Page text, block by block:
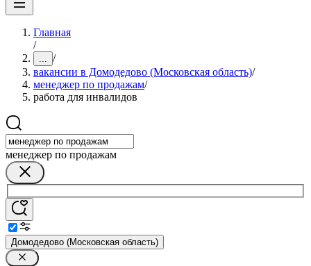
Главная
/
... /
вакансии в Домодедово (Московская область)/
менеджер по продажам/
работа для инвалидов
менеджер по продажам
Домодедово (Московская область)